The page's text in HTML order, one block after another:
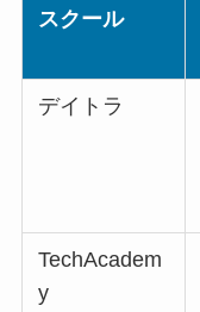
スクール
デイトラ
TechAcadem
y